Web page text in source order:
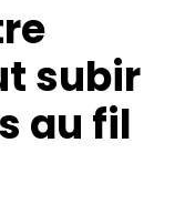
subir
au fil